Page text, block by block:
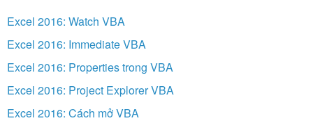
Excel 2016: Watch VBA
Excel 2016: Immediate VBA
Excel 2016: Properties trong VBA
Excel 2016: Project Explorer VBA
Excel 2016: Cách mở VBA